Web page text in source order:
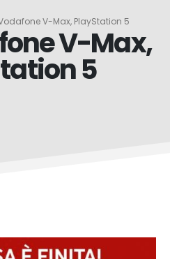
V-Max, PlayStation 5
V-Max,
5